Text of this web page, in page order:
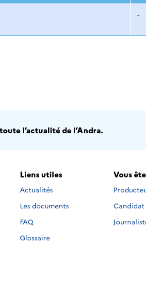
-
l’actualité de l’Andra.
Liens utiles
Actualités
Les documents
FAQ
Glossaire
Vous
Candidat